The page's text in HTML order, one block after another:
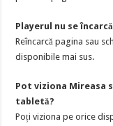
Playerul nu se
Reîncarcă pagina sau
disponibile mai sus.
Pot viziona Mireasa
tabletă?
Poți viziona pe orice